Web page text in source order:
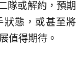
隊或解約，預期
狀態，或甚至將
值得期待。